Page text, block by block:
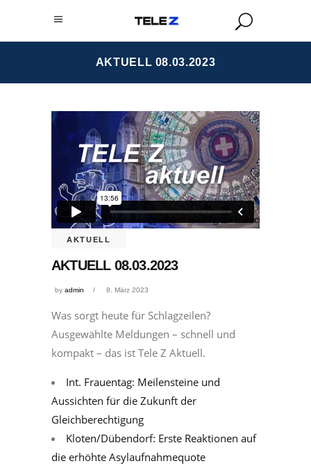
AKTUELL 08.03.2023
AKTUELL
AKTUELL 08.03.2023
by admin 8. März 2023
Was sorgt heute für Schlagzeilen?
Ausgewählte Meldungen – schnell und
kompakt – das ist Tele Z Aktuell.
Int. Frauentag: Meilensteine und
Aussichten für die Zukunft der
Gleichberechtigung
Kloten/Dübendorf: Erste Reaktionen auf
die erhöhte Asylaufnahmequote